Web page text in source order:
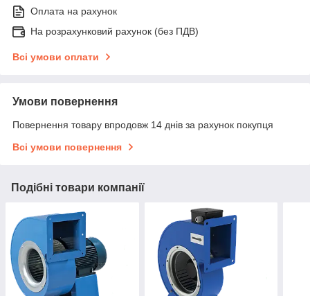
Оплата на рахунок
На розрахунковий рахунок (без ПДВ)
Всі умови оплати
Умови повернення
Повернення товару впродовж 14 днів за рахунок покупця
Всі умови повернення
Подібні товари компанії